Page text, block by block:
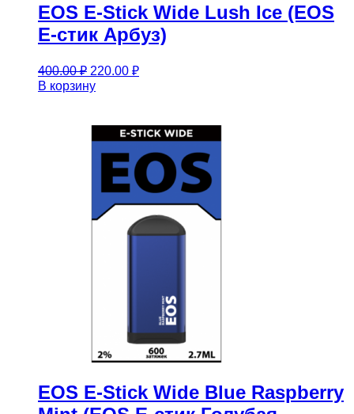
EOS E-Stick Wide Lush Ice (EOS
Е-стик Арбуз)
400.00₽ Первоначальная
цена
составляла
220.00 ₽Текущая
В корзину
EOS E-Stick Wide Blue Raspberry